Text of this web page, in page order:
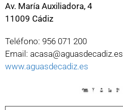
Av. María Auxiliadora, 4
11009 Cádiz
Teléfono: 956 071 200
Email: acasa@aguasdecadiz.es
www.aguasdecadiz.es